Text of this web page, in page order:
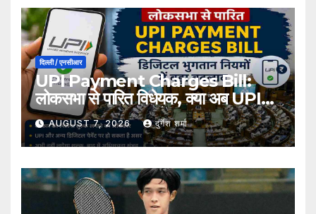
दिल्ली / एनसीआर
UPI Payment Charges Bill:
लोकसभा से पारित विधेयक, क्या अब UPI
भुगतान पर लग सकता है शुल्क?
AUGUST 7, 2026 दुर्गेश शर्मा